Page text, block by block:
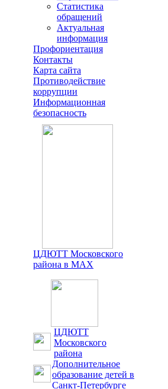
Статистика
обращений
Актуальная
информация
Профориентация
Контакты
Карта сайта
Противодействие
коррупции
Информационная
безопасность
ЦДЮТТ Московского
района в MAX
ЦДЮТТ
Московского
района
Дополнительное
образование детей в
Санкт-Петербурге